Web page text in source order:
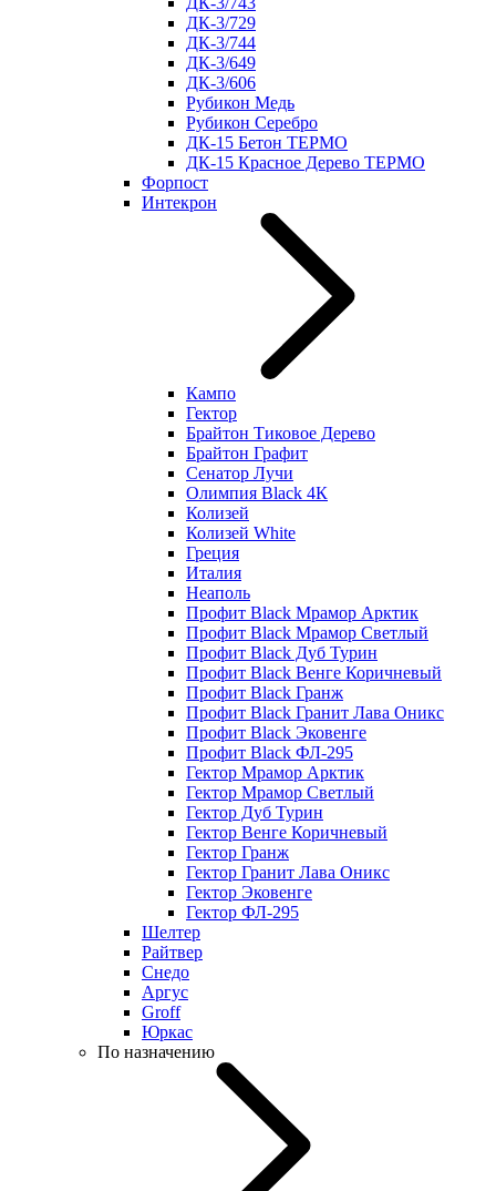
ДК-3/729
ДК-3/744
ДК-3/649
ДК-3/606
Рубикон Медь
Рубикон Серебро
ДК-15 Бетон ТЕРМО
ДК-15 Красное Дерево ТЕРМО
Форпост
Интекрон
Кампо
Гектор
Брайтон Тиковое Дерево
Брайтон Графит
Сенатор Лучи
Олимпия Black 4К
Колизей
Колизей White
Греция
Италия
Неаполь
Профит Black Мрамор Арктик
Профит Black Мрамор Светлый
Профит Black Дуб Турин
Профит Black Венге Коричневый
Профит Black Гранж
Профит Black Гранит Лава Оникс
Профит Black Эковенге
Профит Black ФЛ-295
Гектор Мрамор Арктик
Гектор Мрамор Светлый
Гектор Дуб Турин
Гектор Венге Коричневый
Гектор Гранж
Гектор Гранит Лава Оникс
Гектор Эковенге
Гектор ФЛ-295
Шелтер
Райтвер
Снедо
Аргус
Groff
Юркас
По назначению